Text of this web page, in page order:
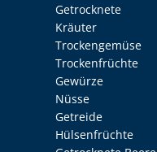
Getrocknete
Kräuter
Trockengemüse
Trockenfrüchte
Gewürze
Nüsse
Getreide
Hülsenfrüchte